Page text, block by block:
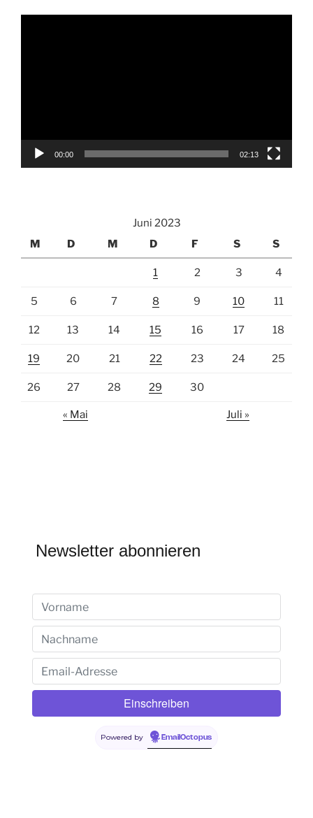
00:00 02:13
Juni 2023
M
D M D F S S
1 2 3 4
5 6 7 8 9 10 11
12 13 14 15 16 17 18
19 20 21 22 23 24 25
26 27 28 29 30
« Mai Juli »
Newsletter abonnieren
Powered by EmailOctopus